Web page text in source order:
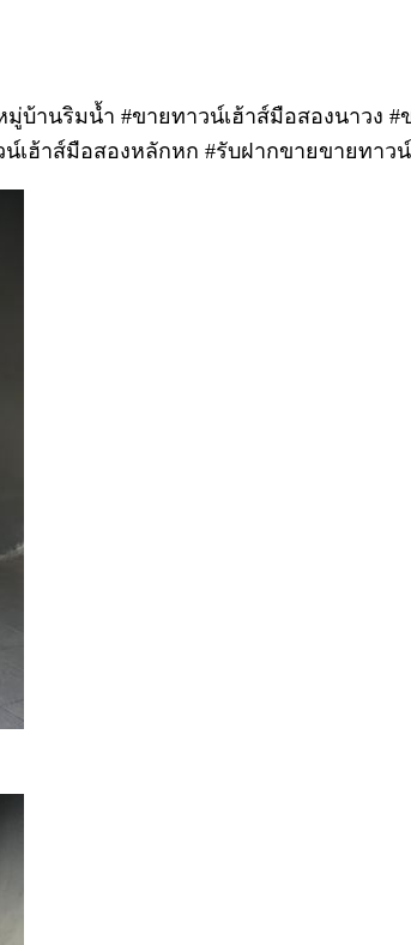
านริมน้ำ #ขายทาวน์เฮ้าส์มือสองนาวง
ฮ้าส์มือสองหลักหก #รับฝากขายขายทาว